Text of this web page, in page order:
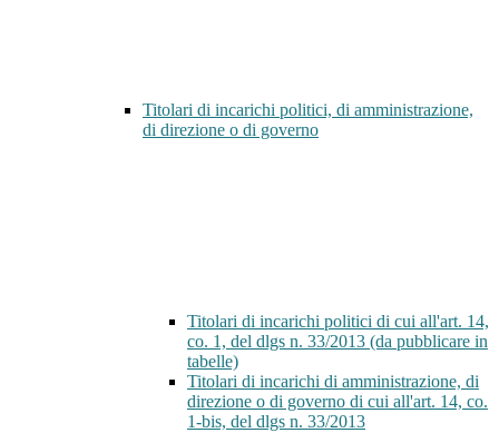
Titolari di incarichi politici, di amministrazione,
di direzione o di governo
Titolari di incarichi politici di cui all'art. 14,
co. 1, del dlgs n. 33/2013 (da pubblicare in
tabelle)
Titolari di incarichi di amministrazione, di
direzione o di governo di cui all'art. 14, co.
1-bis, del dlgs n. 33/2013